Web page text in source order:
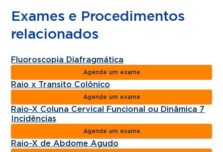
Exames e Procedimentos
relacionados
Fluoroscopia Diafragmática
Agende um exame
Raio x Transito Colônico
Agende um exame
Raio-X Coluna Cervical Funcional ou Dinâmica 7
Incidências
Agende um exame
Raio-X de Abdome Agudo